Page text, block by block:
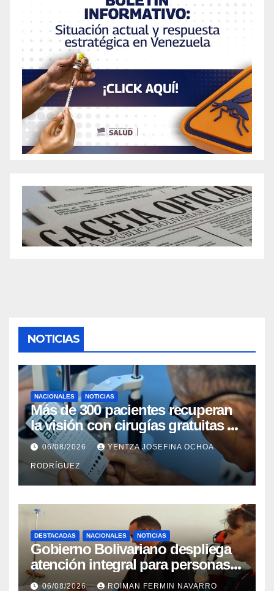
NOTICIAS
NACIONALES NOTICIAS
Más de 300 pacientes recuperan
la visión con cirugías gratuitas de
cataratas en Zulia
06/08/2026 YENTZA JOSEFINA OCHOA
RODRÍGUEZ
DESTACADAS NACIONALES NOTICIAS
Gobierno Bolivariano despliega
atención integral para personas
con discapacidad en
06/08/2026 ROIMAN FERMIN NAVARRO